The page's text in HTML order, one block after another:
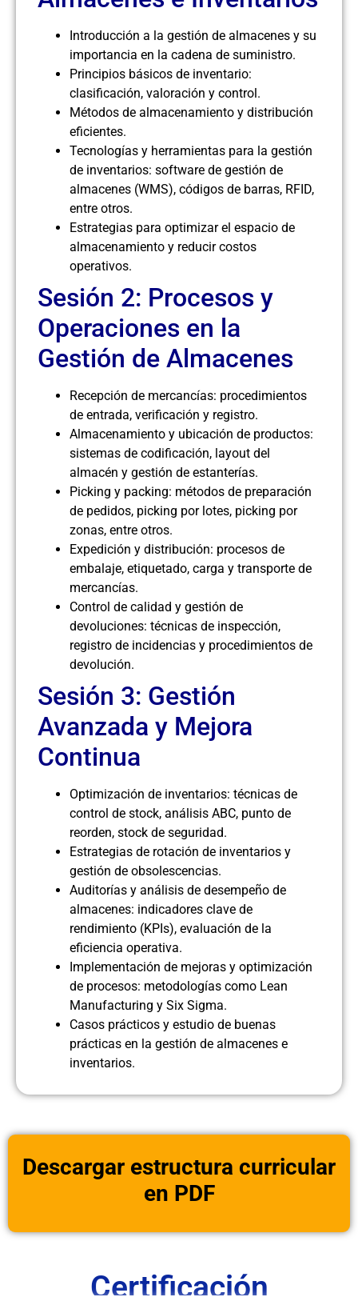
Introducción a la gestión de almacenes y su
importancia en la cadena de suministro.
Principios básicos de inventario:
clasificación, valoración y control.
Métodos de almacenamiento y distribución
eficientes.
Tecnologías y herramientas para la gestión
de inventarios: software de gestión de
almacenes (WMS), códigos de barras, RFID,
entre otros.
Estrategias para optimizar el espacio de
almacenamiento y reducir costos
operativos.
Sesión 2: Procesos y
Operaciones en la
Gestión de Almacenes
Recepción de mercancías: procedimientos
de entrada, verificación y registro.
Almacenamiento y ubicación de productos:
sistemas de codificación, layout del
almacén y gestión de estanterías.
Picking y packing: métodos de preparación
de pedidos, picking por lotes, picking por
zonas, entre otros.
Expedición y distribución: procesos de
embalaje, etiquetado, carga y transporte de
mercancías.
Control de calidad y gestión de
devoluciones: técnicas de inspección,
registro de incidencias y procedimientos de
devolución.
Sesión 3: Gestión
Avanzada y Mejora
Continua
Optimización de inventarios: técnicas de
control de stock, análisis ABC, punto de
reorden, stock de seguridad.
Estrategias de rotación de inventarios y
gestión de obsolescencias.
Auditorías y análisis de desempeño de
almacenes: indicadores clave de
rendimiento (KPIs), evaluación de la
eficiencia operativa.
Implementación de mejoras y optimización
de procesos: metodologías como Lean
Manufacturing y Six Sigma.
Casos prácticos y estudio de buenas
prácticas en la gestión de almacenes e
inventarios.
Descargar estructura curricular
en PDF
Certificación